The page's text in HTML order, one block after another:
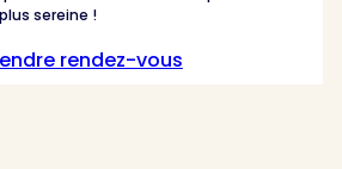
sereine !
rendez-vous